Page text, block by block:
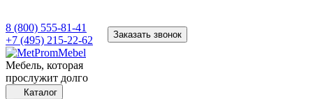
8 (800) 555-81-41
+7 (495) 215-22-62
Заказать звонок
Мебель, которая
прослужит долго
Каталог